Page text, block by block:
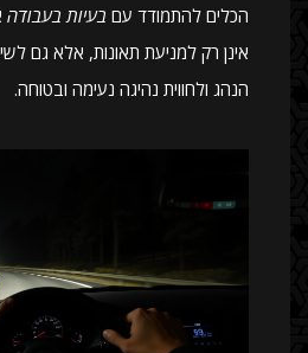
הכלים להתמודד עם בעיות בעבודה
אינן רק למניעת תאונות, אלא גם
הנהג ולחווית נהיגה נעימה ובטוחה.